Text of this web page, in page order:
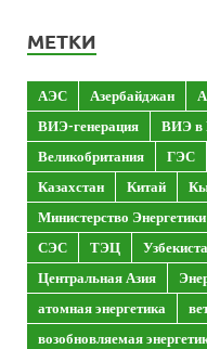
МЕТКИ
АЭС Азербайджан
ВИЭ-генерация
ВИЭ в
Великобритания
ГЭС
Казахстан
Китай
Министерство
СЭС
ТЭЦ
Центральная Азия
атомная энергетика
возобновляемая